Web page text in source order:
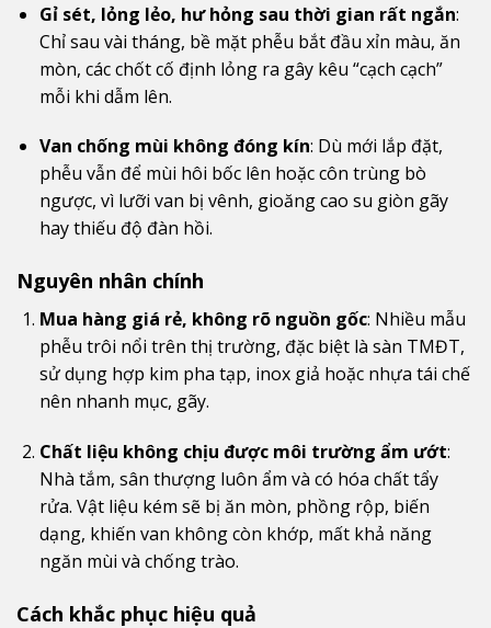
Gỉ sét, lỏng lẻo, hư hỏng sau thời gian rất ngắn:
Chỉ sau vài tháng, bề mặt phễu bắt đầu xỉn màu, ăn
mòn, các chốt cố định lỏng ra gây kêu “cạch cạch”
mỗi khi dẫm lên.
Van chống mùi không đóng kín: Dù mới lắp đặt,
phễu vẫn để mùi hôi bốc lên hoặc côn trùng bò
ngược, vì lưỡi van bị vênh, gioăng cao su giòn gãy
hay thiếu độ đàn hồi.
Nguyên nhân chính
Mua hàng giá rẻ, không rõ nguồn gốc: Nhiều mẫu
phễu trôi nổi trên thị trường, đặc biệt là sàn TMĐT,
sử dụng hợp kim pha tạp, inox giả hoặc nhựa tái chế
nên nhanh mục, gãy.
Chất liệu không chịu được môi trường ẩm ướt:
Nhà tắm, sân thượng luôn ẩm và có hóa chất tẩy
rửa. Vật liệu kém sẽ bị ăn mòn, phồng rộp, biến
dạng, khiến van không còn khớp, mất khả năng
ngăn mùi và chống trào.
Cách khắc phục hiệu quả